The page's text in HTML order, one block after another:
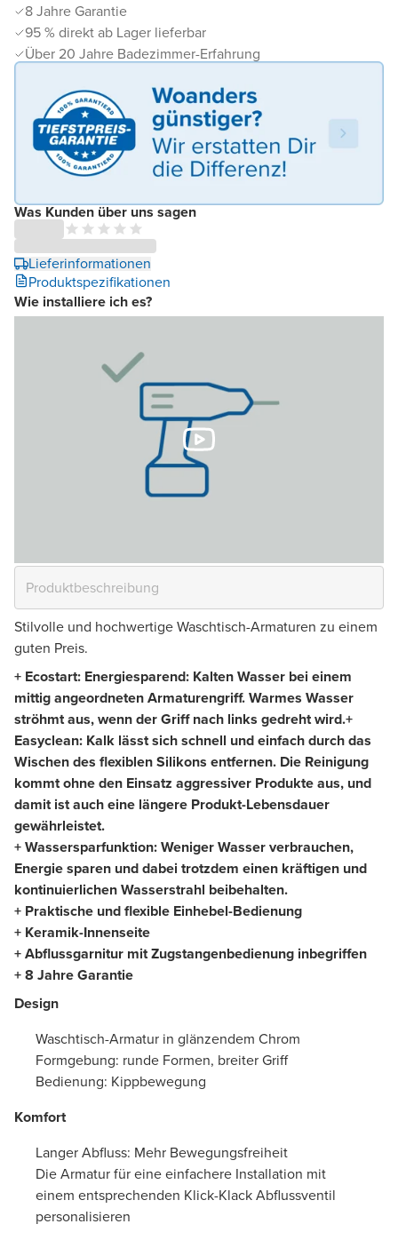
8 Jahre Garantie
95 % direkt ab Lager lieferbar
Über 20 Jahre Badezimmer-Erfahrung
Was Kunden über uns sagen
Lieferinformationen
Produktspezifikationen
Wie installiere ich es?
Stilvolle und hochwertige Waschtisch-Armaturen zu einem
guten Preis.
+ Ecostart: Energiesparend: Kalten Wasser bei einem
mittig angeordneten Armaturengriff. Warmes Wasser
ströhmt aus, wenn der Griff nach links gedreht wird.+
Easyclean: Kalk lässt sich schnell und einfach durch das
Wischen des flexiblen Silikons entfernen. Die Reinigung
kommt ohne den Einsatz aggressiver Produkte aus, und
damit ist auch eine längere Produkt-Lebensdauer
gewährleistet.
+ Wassersparfunktion: Weniger Wasser verbrauchen,
Energie sparen und dabei trotzdem einen kräftigen und
kontinuierlichen Wasserstrahl beibehalten.
+ Praktische und flexible Einhebel-Bedienung
+ Keramik-Innenseite
+ Abflussgarnitur mit Zugstangenbedienung inbegriffen
+ 8 Jahre Garantie
Design
Waschtisch-Armatur in glänzendem Chrom
Formgebung: runde Formen, breiter Griff
Bedienung: Kippbewegung
Komfort
Langer Abfluss: Mehr Bewegungsfreiheit
Die Armatur für eine einfachere Installation mit
einem entsprechenden Klick-Klack Abflussventil
personalisieren